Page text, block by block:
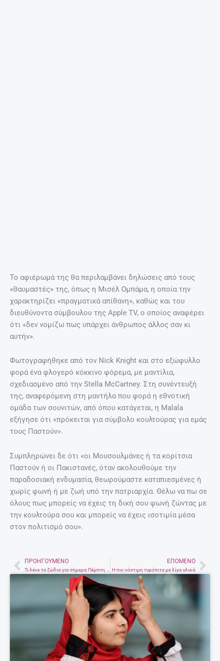
Το αφιέρωμά της θα περιλαμβάνει δηλώσεις από τους
«θαυμαστές» της, όπως η Μισέλ Ομπάμα, η οποία την
χαρακτηρίζει «πραγματικά απίθανη», καθώς και του
διευθύνοντα σύμβουλου της Apple TV, ο οποίος αναφέρει
ότι «δεν νομίζω πως υπάρχει άνθρωπος άλλος σαν κι
αυτήν».
Φωτογραφήθηκε από τον Nick Knight και στο εξώφυλλο
φορά ένα φλογερό κόκκινο φόρεμα, με μαντίλια,
σχεδιασμένο από την Stella McCartney. Στη συνέντευξή
της, αναφερόμενη στη μαντήλα που φορά η εθνοτική
ομάδα των σουνιτών, από όπου κατάγεται, η Malala
εξήγησε ότι «πρόκειται για σύμβολο κουλτούρας για εμάς
τους Παστούν».
Συμπληρώνει δε ότι «οι Μουσουλμάνες ή τα κορίτσια
Παστούν ή οι Πακιστανές, όταν ακολουθούμε την
παραδοσιακή ενδυμασία, θεωρούμαστε καταπιεσμένες ή
χωρίς φωνή ή με ζωή υπό την πατριαρχία. Θέλω να πω σε
όλους πως μπορείς να έχεις τη δική σου φωνή ζώντας με
την κουλτούρα σου και μπορείς να έχεις ισοτιμία μέσα
στον πολιτισμό σου».
PrevΠΡΟΗΓΟΎΜΕΝΟ ΕΠΌΜΕΝΟ
Η πιο νόστιμη τυρόπιτα με λίγα υλικά